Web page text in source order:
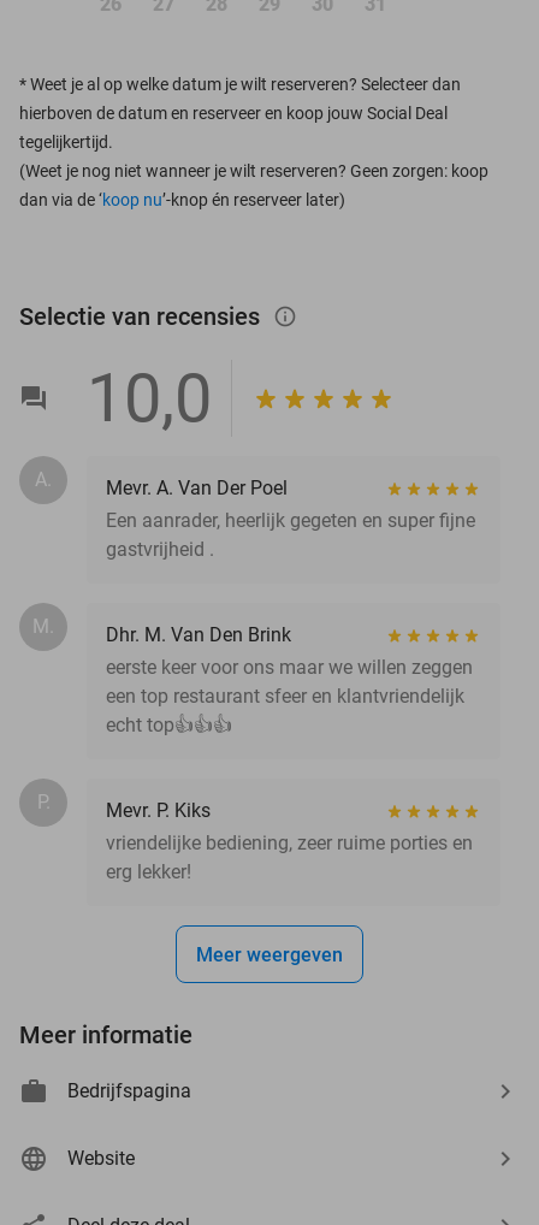
*Weet je al op welke datum je wilt reserveren? Selecteer dan
hierboven de datum en reserveer en koop jouw Social Deal
tegelijkertijd.
(Weet je nog niet wanneer je wilt reserveren? Geen zorgen: koop
dan via de ‘koop nu’-knop én reserveer later)
Selectie van recensies info_outlined
10,0
A.
Mevr. A. Van Der Poel
Een aanrader, heerlijk gegeten en super fijne
gastvrijheid .
M.
Dhr. M. Van Den Brink
eerste keer voor ons maar we willen zeggen
een top restaurant sfeer en klantvriendelijk
echt top👍👍👍
P.
Mevr. P. Kiks
vriendelijke bediening, zeer ruime porties en
erg lekker!
Meer weergeven
Meer informatie
Bedrijfspagina
Website